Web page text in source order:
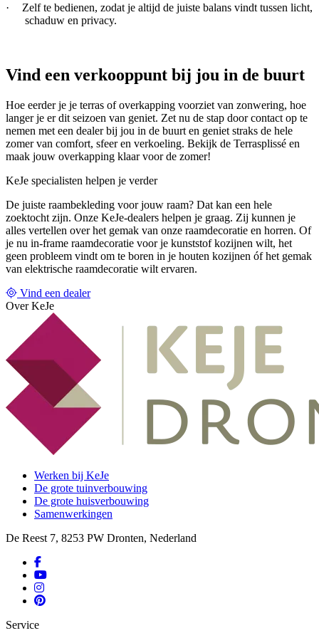
·
Zelf te bedienen, zodat je altijd de juiste balans vindt tussen licht,
schaduw en privacy.
Vind een verkooppunt bij jou in de buurt
Hoe eerder je je terras of overkapping voorziet van zonwering, hoe
langer je er dit seizoen van geniet. Zet nu de stap door contact op te
nemen met een dealer bij jou in de buurt en geniet straks de hele
zomer van comfort, sfeer en verkoeling. Bekijk de Terrasplissé en
maak jouw overkapping klaar voor de zomer!
KeJe specialisten helpen je verder
De juiste raambekleding voor jouw raam? Dat kan een hele
zoektocht zijn. Onze KeJe-dealers helpen je graag. Zij kunnen je
alles vertellen over het gemak van onze raamdecoratie en horren. Of
je nu in-frame raamdecoratie voor je kunststof kozijnen wilt, het
geen probleem vindt om te boren in je houten kozijnen óf het gemak
van elektrische raamdecoratie wilt ervaren.
Vind een dealer
Over KeJe
Werken bij KeJe
De grote tuinverbouwing
De grote huisverbouwing
Samenwerkingen
De Reest 7, 8253 PW Dronten, Nederland
Service